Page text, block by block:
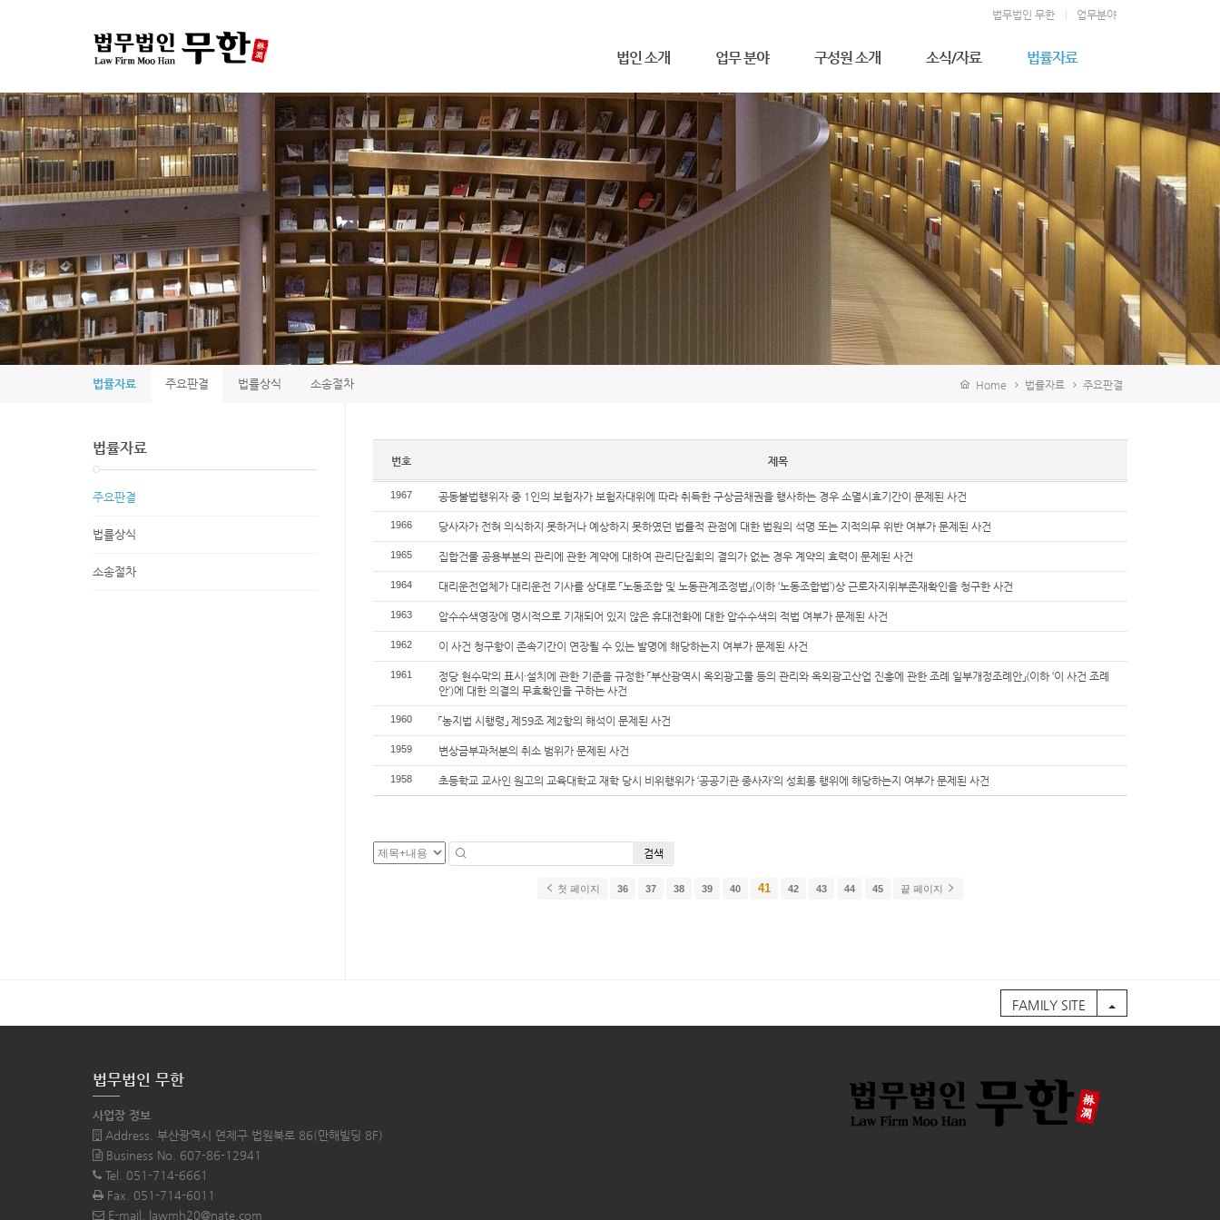
법무법인 무한 업무분야
법인 소개
무한 소개
사무소 위치
업무 분야 구성원 소개
우성만 고문변호사
김형천 고문변호사
전상훈 대표변호사
김덕길 대표변호사
이상완 대표변호사
정영석 구성원변호사
김영일 고문
이지영 변호사
김완휘 변호사
지승연 변호사
강기문 변호사
김병진 변호사
배진영 변호사
소식/자료
무한소식
법률자료
주요판결
법률상식
소송절차
법률자료 주요판결 법률상식 소송절차 Home 법률자료 주요판결
번호 제목
1967 공동불법행위자 중 1인의 보험자가 보험자대위에 따라 취득한 구상금채권을 행사하는 경우 소멸시효기간이 문제된 사건
1966 당사자가 전혀 의식하지 못하거나 예상하지 못하였던 법률적 관점에 대한 법원의 석명 또는 지적의무 위반 여부가 문제된 사건
1965 집합건물 공용부분의 관리에 관한 계약에 대하여 관리단집회의 결의가 없는 경우 계약의 효력이 문제된 사건
1964 대리운전업체가 대리운전 기사를 상대로 「노동조합 및 노동관계조정법」(이하 ‘노동조합법’)상 근로자지위부존재확인을 청구한 사건
1963 압수수색영장에 명시적으로 기재되어 있지 않은 휴대전화에 대한 압수수색의 적법 여부가 문제된 사건
1962 이 사건 청구항이 존속기간이 연장될 수 있는 발명에 해당하는지 여부가 문제된 사건
1961
정당 현수막의 표시·설치에 관한 기준을 규정한 「부산광역시 옥외광고물 등의 관리와 옥외광고산업 진흥에 관한 조례 일부개정조례안」(이하 ‘이 사건 조례
안’)에 대한 의결의 무효확인을 구하는 사건
1960 「농지법 시행령」 제59조 제2항의 해석이 문제된 사건
1959 변상금부과처분의 취소 범위가 문제된 사건
1958 초등학교 교사인 원고의 교육대학교 재학 당시 비위행위가 ‘공공기관 종사자’의 성희롱 행위에 해당하는지 여부가 문제된 사건
검색
첫 페이지 36 37 38 39 40 41 42 43 44 45 끝 페이지
법률자료
주요판결
법률상식
소송절차
FAMILY SITE
법무법인 무한
사업장 정보
Address. 부산광역시 연제구 법원북로 86(만해빌딩 8F)
Business No. 607-86-12941
Tel. 051-714-6661
Fax. 051-714-6011
E-mail. lawmh20@nate.com